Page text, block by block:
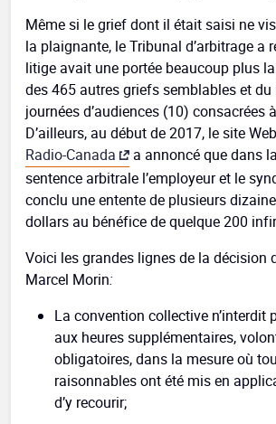
Même si le grief dont il était saisi ne
la plaignante, le Tribunal d’arbitrage a
litige avait une portée beaucoup plus
des 465 autres griefs semblables et du
journées d’audiences (10) consacrées
D’ailleurs, au début de 2017, le site
Radio-Canada
a annoncé que dans
sentence arbitrale l’employeur et le
conclu une entente de plusieurs
dollars au bénéfice de quelque 200
Voici les grandes lignes de la décision
Marcel Morin:
La convention collective n’interdit
aux heures supplémentaires,
obligatoires, dans la mesure où
raisonnables ont été mis en
d’y recourir;